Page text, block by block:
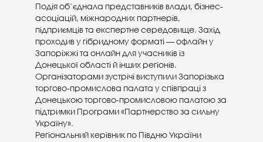
Подія об’єднала представників влади, бізнес-
асоціацій, міжнародних партнерів,
підприємців та експертне середовище. Захід
проходив у гібридному форматі — офлайн у
Запоріжжі та онлайн для учасників із
Донецької області й інших регіонів.
Організаторами зустрічі виступили Запорізька
торгово-промислова палата у співпраці з
Донецькою торгово-промисловою палатою за
підтримки Програми «Партнерство за сильну
Україну».
Регіональний керівник по Півдню України